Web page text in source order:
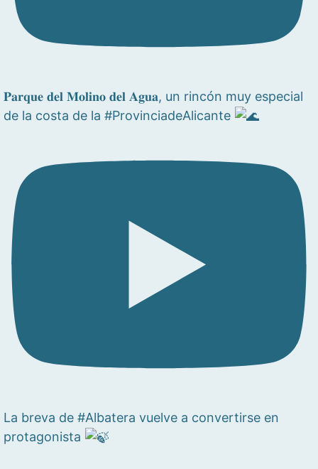
𝐏𝐚𝐫𝐪𝐮𝐞 𝐝𝐞𝐥 𝐌𝐨𝐥𝐢𝐧𝐨 𝐝𝐞𝐥 𝐀𝐠𝐮𝐚, un rincón muy especial
de la costa de la #ProvinciadeAlicante
La breva de #Albatera vuelve a convertirse en
protagonista